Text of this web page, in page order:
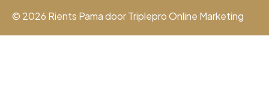
© 2026 Rients Pama doorTriplepro Online Marketing